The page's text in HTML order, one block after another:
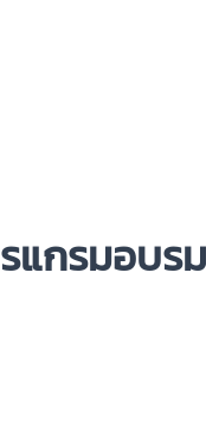
รแกรมอบร